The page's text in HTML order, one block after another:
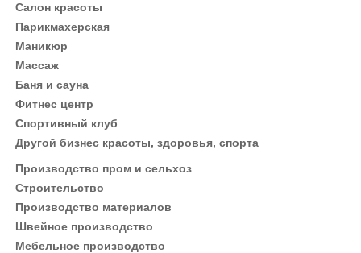
Салон красоты
Парикмахерская
Маникюр
Массаж
Баня и сауна
Фитнес центр
Спортивный клуб
Другой бизнес красоты, здоровья, спорта
Производство пром и сельхоз
Строительство
Производство материалов
Швейное производство
Мебельное производство